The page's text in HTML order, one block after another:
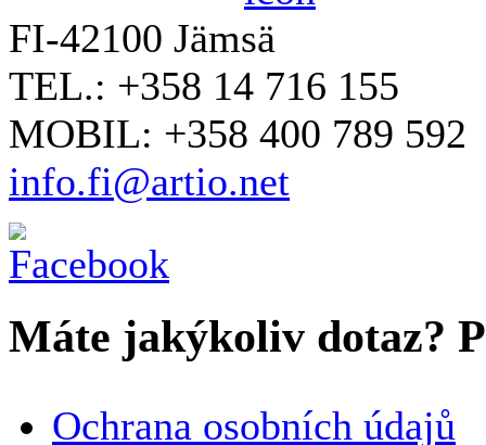
FI-42100 Jämsä
TEL.: +358 14 716 155
MOBIL: +358 400 789 592
info.fi@artio.net
Máte jakýkoliv dotaz?
Ochrana osobních údajů